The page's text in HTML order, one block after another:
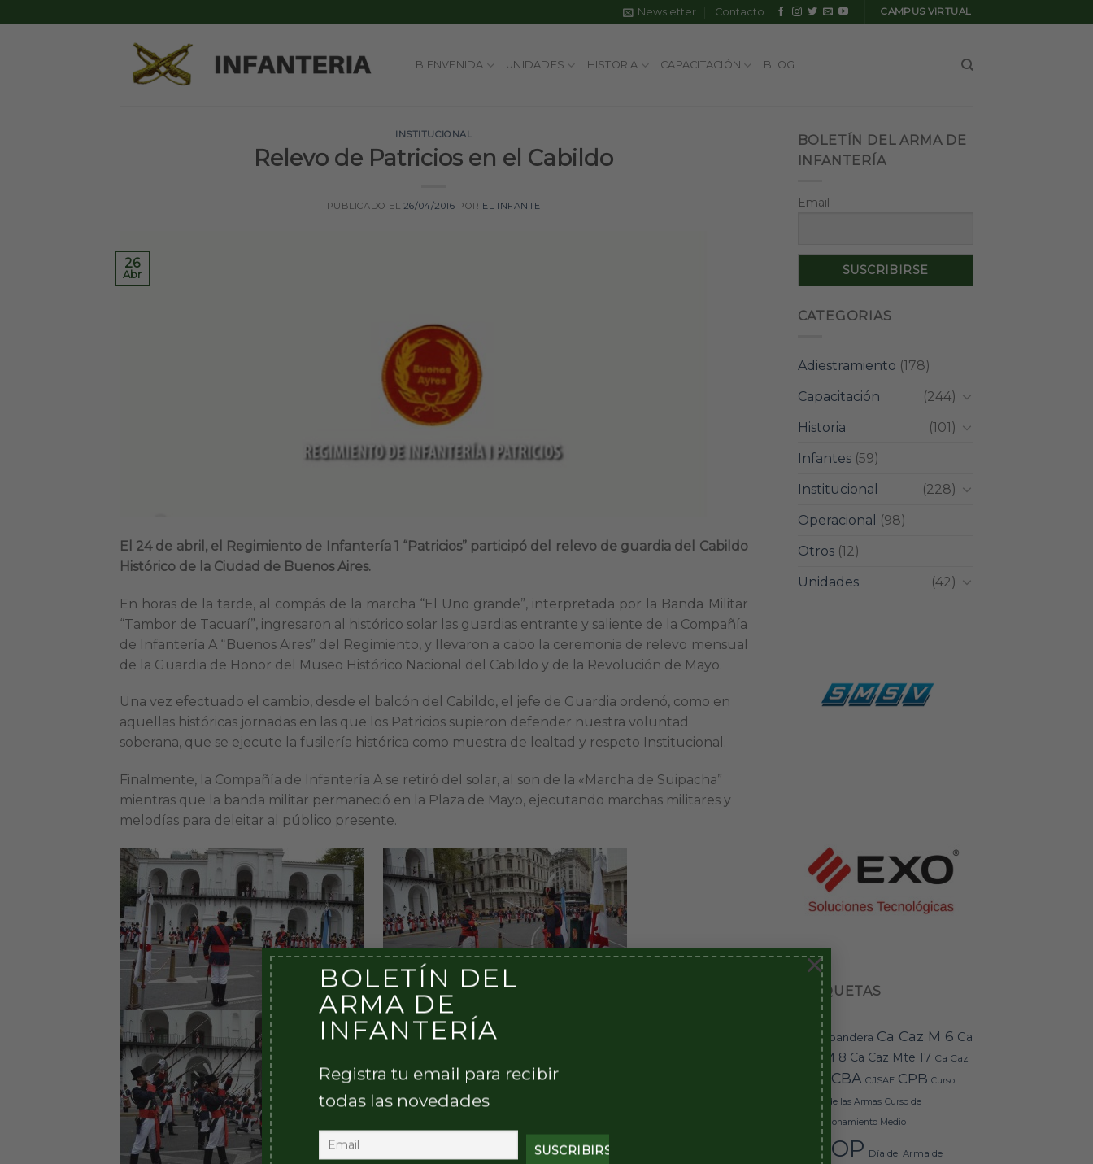
BOLETÍN DEL
ARMA DE
INFANTERÍA
Registra tu email para recibir
todas las novedades
×
to
Newsletter Contacto CAMPUS VIRTUAL
BIENVENIDA UNIDADES HISTORIA CAPACITACIÓN BLOG
INSTITUCIONAL
Relevo de Patricios en el Cabildo
PUBLICADO EL 26/04/2016 POR EL INFANTE
26
Abr
El 24 de abril, el Regimiento de Infantería 1 “Patricios” participó del relevo de guardia del Cabildo
Histórico de la Ciudad de Buenos Aires.
En horas de la tarde, al compás de la marcha “El Uno grande”, interpretada por la Banda Militar
“Tambor de Tacuarí”, ingresaron al histórico solar las guardias entrante y saliente de la Compañía
de Infantería A “Buenos Aires” del Regimiento, y llevaron a cabo la ceremonia de relevo mensual
de la Guardia de Honor del Museo Histórico Nacional del Cabildo y de la Revolución de Mayo.
Una vez efectuado el cambio, desde el balcón del Cabildo, el jefe de Guardia ordenó, como en
aquellas históricas jornadas en las que los Patricios supieron defender nuestra voluntad
soberana, que se ejecute la fusilería histórica como muestra de lealtad y respeto Institucional.
Finalmente, la Compañía de Infantería A se retiró del solar, al son de la «Marcha de Suipacha”
mientras que la banda militar permaneció en la Plaza de Mayo, ejecutando marchas militares y
melodías para deleitar al público presente.
BOLETÍN DEL ARMA DE
INFANTERÍA
Email
CATEGORIAS
Adiestramiento (178)
Capacitación
(244)
Historia
(101)
Infantes(59)
Institucional
(228)
Operacional
(98)
Otros(12)
Unidades
(42)
ETIQUETAS
BAI-11 bandera Ca Caz M 6 Ca
Caz M 8 Ca Caz Mte 17 Ca Caz
Mte 18
CBA CJSAE CPB Curso
Básico de las Armas Curso de
Perfeccionamiento Medio
DEOP Día del Arma de